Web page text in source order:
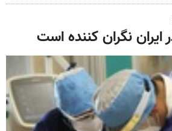
نگران کننده است